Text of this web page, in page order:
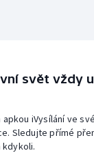
svět vždy
apkou iVysílání ve
Sledujte přímé